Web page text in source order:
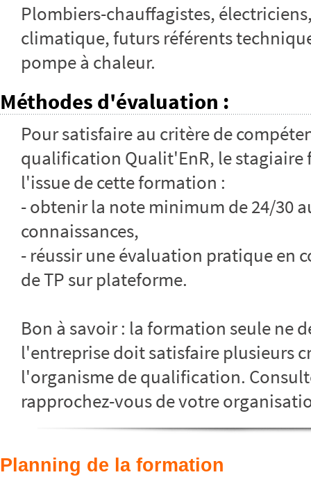
Plombiers-chauffagistes,
climatique, futurs référents
pompe à chaleur.
Méthodes d'évaluation :
Pour satisfaire au critère de
qualification Qualit'EnR, le
l'issue de cette formation :
- obtenir la note minimum de 24/30
connaissances,
- réussir une évaluation pratique en
de TP sur plateforme.
Bon à savoir : la formation seule ne
l'entreprise doit satisfaire plusieurs
l'organisme de qualification.
rapprochez-vous de votre
Planning de la formation